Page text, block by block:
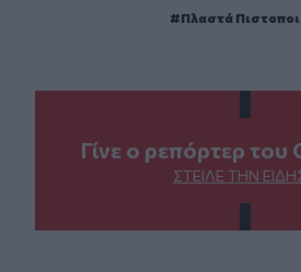
Πλαστά
Γίνε ο ρεπόρτερ του
ΣΤΕΊΛΕ ΤΗΝ